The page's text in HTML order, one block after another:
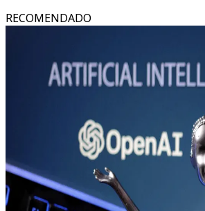
RECOMENDADO